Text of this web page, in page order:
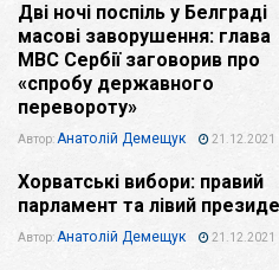
Дві ночі поспіль у Белграді
масові заворушення: глава
МВС Сербії заговорив про
«спробу державного
перевороту»
Автор:Анатолій Демещук 21.12.2021
Хорватські вибори: правий
парламент та лівий
Автор:Анатолій Демещук 21.12.2021